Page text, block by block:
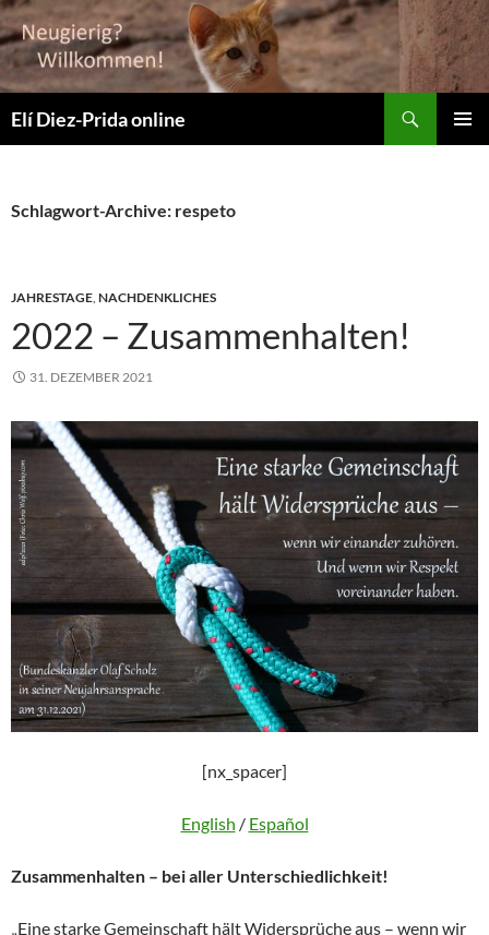
Elí Diez-Prida online
Schlagwort-Archive: respeto
JAHRESTAGE, NACHDENKLICHES
2022 – Zusammenhalten!
31. DEZEMBER 2021
[nx_spacer]
English / Español
Zusammenhalten – bei aller Unterschiedlichkeit!
„Eine starke Gemeinschaft hält Widersprüche aus – wenn wir